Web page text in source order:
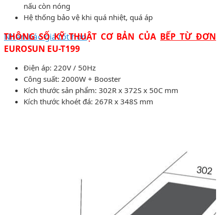
nấu còn nóng
Hệ thống bảo vệ khi quá nhiệt, quá áp
Nhận báo giá tốt hơn
THÔNG SỐ KỸ THUẬT CƠ BẢN CỦA BẾP TỪ ĐƠN
EUROSUN EU-T199
Điện áp: 220V / 50Hz
Công suất: 2000W + Booster
Kích thước sản phẩm: 302R x 372S x 50C mm
Kích thước khoét đá: 267R x 348S mm